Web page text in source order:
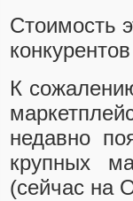
Стоимость
К
недавно
крупных
(сейчас на